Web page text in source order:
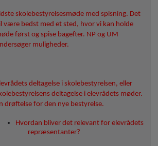
skolebestyrelsesmøde med spisning. Det
være bedst med et sted, hvor vi kan holde
først og spise bagefter. NP og UM
muligheder.
deltagelse i skolebestyrelsen, eller
deltagelse i elevrådets møder.
drøftelse for den nye bestyrelse.
Hvordan bliver det relevant for elevrådets
repræsentanter?